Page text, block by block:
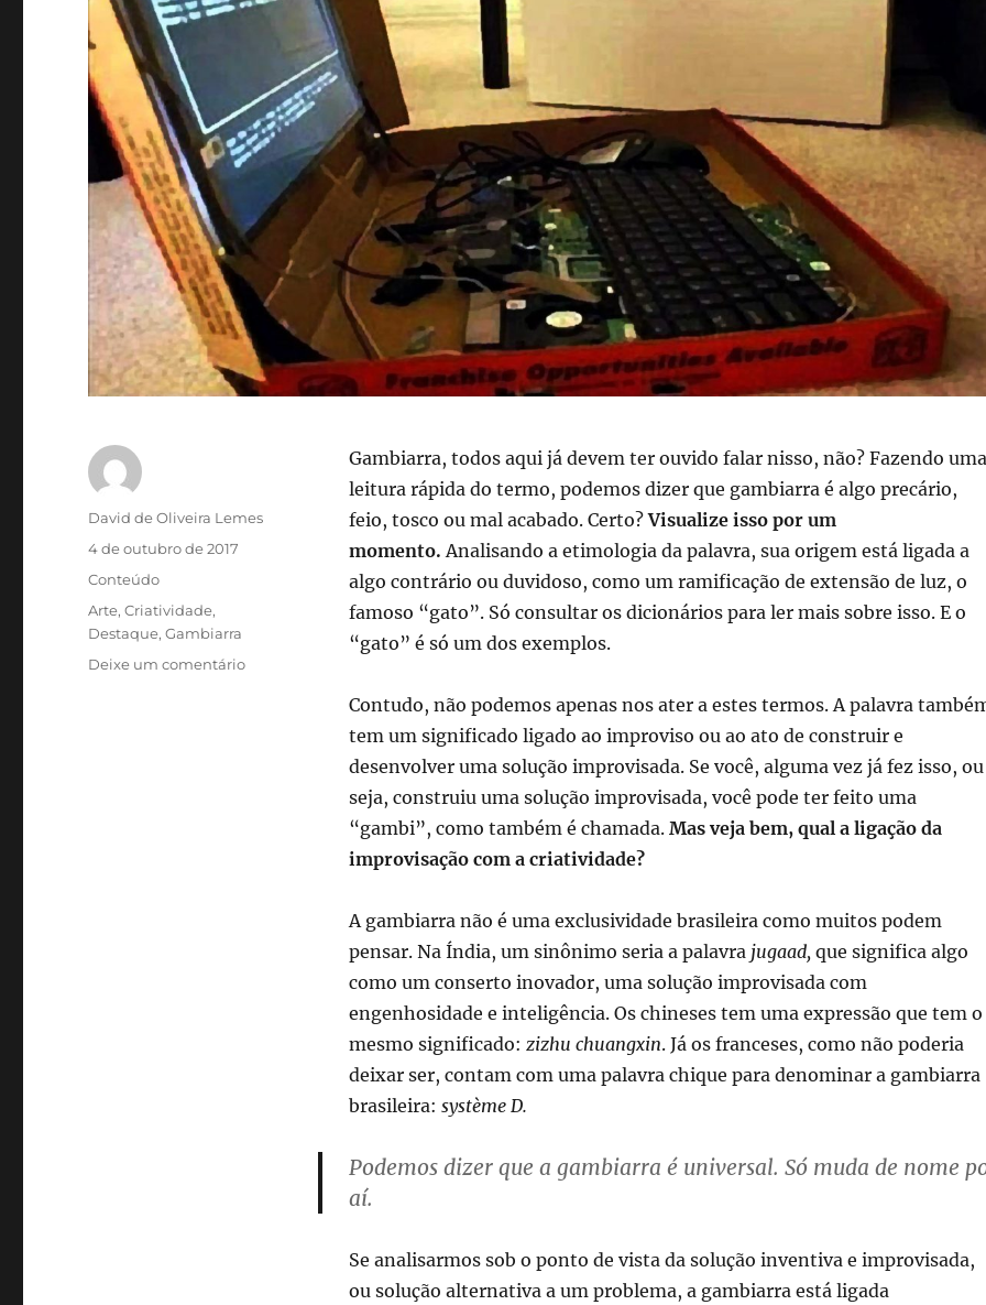
Gambiarra, todos aqui já devem ter ouvido falar nisso, não? Fazendo uma
leitura rápida do termo, podemos dizer que gambiarra é algo precário,
feio, tosco ou mal acabado. Certo?Visualize isso por um
momento. Analisando a etimologia da palavra, sua origem está ligada a
algo contrário ou duvidoso, como um ramificação de extensão de luz, o
famoso “gato”. Só consultar os dicionários para ler mais sobre isso. E o
“gato” é só um dos exemplos.
Contudo, não podemos apenas nos ater a estes termos. A palavra
tem um significado ligado ao improviso ou ao ato de construir e
desenvolver uma solução improvisada. Se você, alguma vez já fez isso, ou
seja, construiu uma solução improvisada, você pode ter feito uma
“gambi”, como também é chamada. Mas veja bem, qual a ligação da
improvisação com a criatividade?
A gambiarra não é uma exclusividade brasileira como muitos podem
pensar. Na Índia, um sinônimo seria a palavra jugaad,que significa algo
como um conserto inovador, uma solução improvisada com
engenhosidade e inteligência. Os chineses tem uma expressão que tem o
mesmo significado: zizhu chuangxin. Já os franceses, como não poderia
deixar ser, contam com uma palavra chique para denominar a gambiarra
brasileira: système D.
Podemos dizer que a gambiarra é universal. Só muda de nome
aí.
Se analisarmos sob o ponto de vista da solução inventiva e improvisada,
ou solução alternativa a um problema, a gambiarra está ligada
Autor
David de Oliveira Lemes
Publicado
4 de outubro de 2017
Categorias
Conteúdo
Tags
Arte,Criatividade,
Destaque,Gambiarra
Deixe um comentárioem